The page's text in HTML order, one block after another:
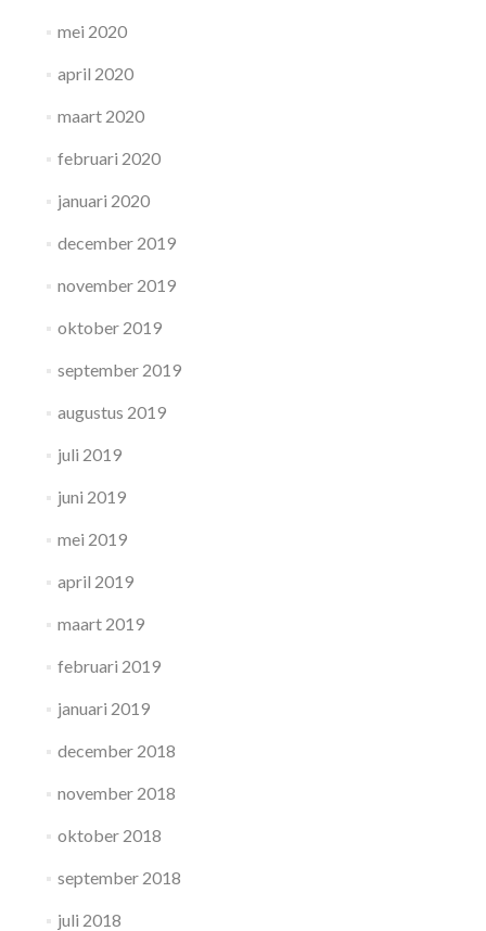
mei 2020
april 2020
maart 2020
februari 2020
januari 2020
december 2019
november 2019
oktober 2019
september 2019
augustus 2019
juli 2019
juni 2019
mei 2019
april 2019
maart 2019
februari 2019
januari 2019
december 2018
november 2018
oktober 2018
september 2018
juli 2018